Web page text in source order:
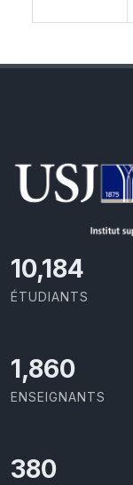
10,493
ÉTUDIANTS
1,917
ENSEIGNANTS
391